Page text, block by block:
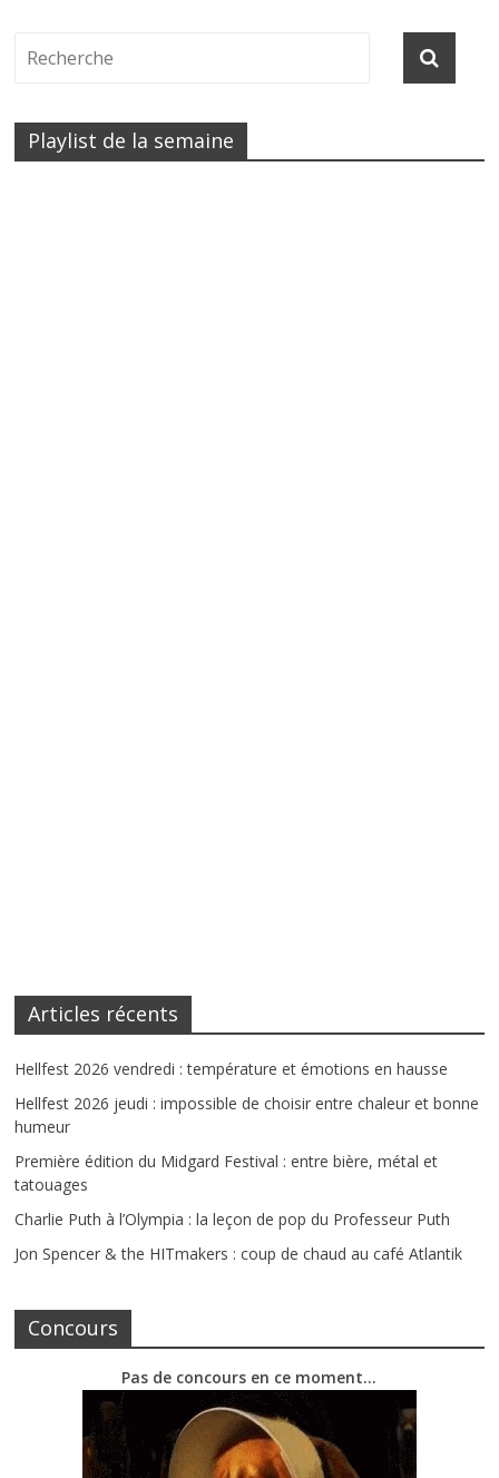
Playlist de la semaine
Articles récents
Hellfest 2026 vendredi : température et émotions en hausse
Hellfest 2026 jeudi : impossible de choisir entre chaleur et bonne
humeur
Première édition du Midgard Festival : entre bière, métal et
tatouages
Charlie Puth à l’Olympia : la leçon de pop du Professeur Puth
Jon Spencer & the HITmakers : coup de chaud au café Atlantik
Concours
Pas de concours en ce moment…